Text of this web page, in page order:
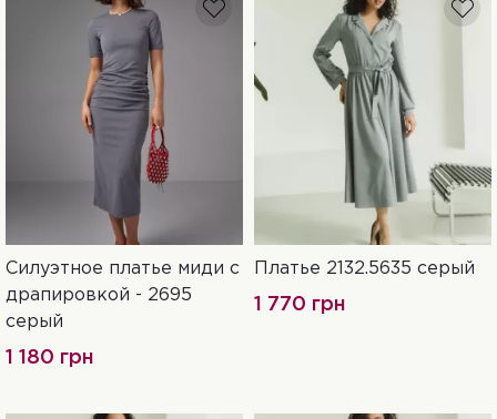
S M
Силуэтное платье миди с
драпировкой - 2695
серый
1 180 грн
S-M L-XL XXL-3XL
Платье 2132.5635 серый
1 770 грн